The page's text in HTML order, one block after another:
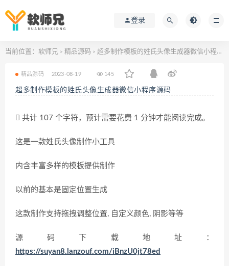
登录
当前位置： 软师兄 > 精品源码 > 超多制作模板的姓氏头像生成器微信小程序源码
精品源码 2023-08-19 145
超多制作模板的姓氏头像生成器微信小程序源码
共计 107 个字符，预计需要花费 1 分钟才能阅读完成。
这是一款姓氏头像制作小工具
内含丰富多样的模板提供制作
以前的基本是固定位置生成
这款制作支持拖拽调整位置, 自定义颜色, 阴影等等
源码下载地址：
https://suyan8.lanzouf.com/iBnzU0jt78ed